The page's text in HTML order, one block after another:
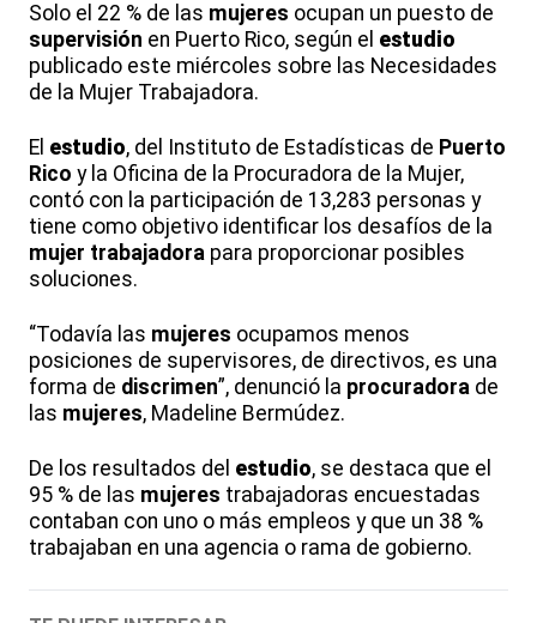
Solo el 22 % de las mujeres ocupan un puesto de
supervisión en Puerto Rico, según el estudio
publicado este miércoles sobre las Necesidades
de la Mujer Trabajadora.
El estudio, del Instituto de Estadísticas de Puerto
Rico y la Oficina de la Procuradora de la Mujer,
contó con la participación de 13,283 personas y
tiene como objetivo identificar los desafíos de la
mujer trabajadora para proporcionar posibles
soluciones.
“Todavía las mujeres ocupamos menos
posiciones de supervisores, de directivos, es una
forma de discrimen”, denunció la procuradora de
las mujeres, Madeline Bermúdez.
De los resultados del estudio, se destaca que el
95 % de las mujeres trabajadoras encuestadas
contaban con uno o más empleos y que un 38 %
trabajaban en una agencia o rama de gobierno.